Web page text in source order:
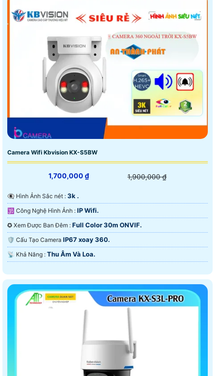
Camera Wifi Kbvision KX-S5BW
1,700,000 ₫ 1,900,000 ₫
👁️‍🗨 Hình Ảnh Sắc nét : 3k .
🕉️ Công Nghệ Hình Ảnh : IP Wifi.
✪ Xem Được Ban Đêm : Full Color 30m ONVIF.
🛡 Cấu Tạo Camera IP67 xoay 360.
️📡 Khả Năng : Thu Âm Và Loa.